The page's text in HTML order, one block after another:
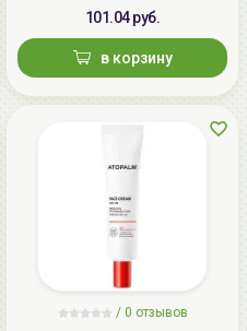
101.04 руб.
в корзину
/ 0 отзывов